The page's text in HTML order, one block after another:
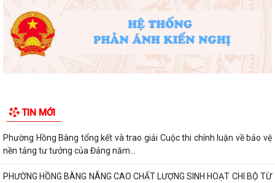
TIN MỚI
Phường Hồng Bàng tổng kết và trao giải Cuộc thi chính luận về bảo vệ
nền tảng tư tưởng của Đảng năm...
PHƯỜNG HỒNG BÀNG NÂNG CAO CHẤT LƯỢNG SINH HOẠT CHI BỘ TỪ